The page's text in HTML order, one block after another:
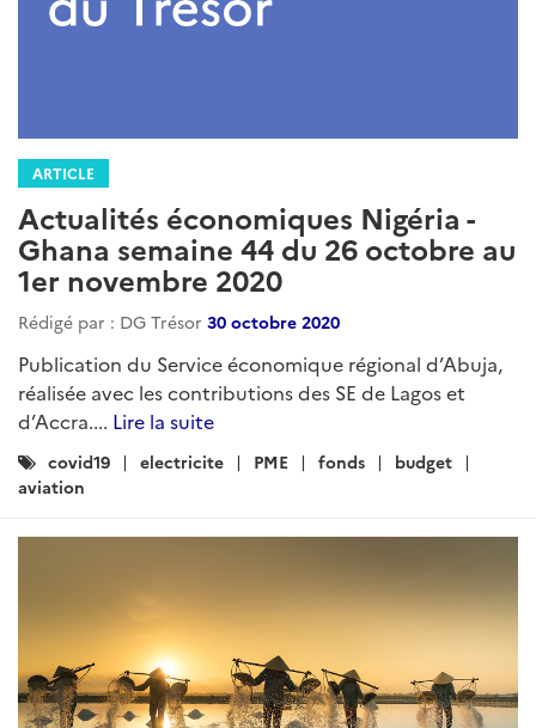
ARTICLE
Actualités économiques Nigéria -
Ghana semaine 44 du 26 octobre au
1er novembre 2020
Rédigé par : DG Trésor 30 octobre 2020
Publication du Service économique régional d’Abuja,
réalisée avec les contributions des SE de Lagos et
d’Accra.... Lire la suite
Catégories
:
covid19 electricite PME fonds
budget
aviation